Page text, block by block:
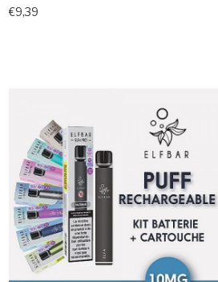
€9,39